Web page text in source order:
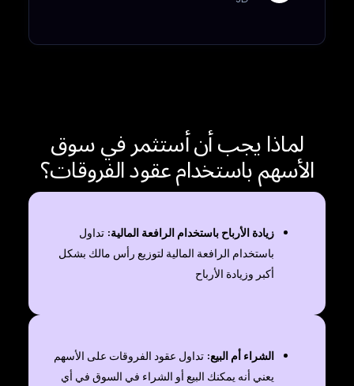
لماذا يجب أن أستثمر في سوق
الأسهم باستخدام عقود الفروقات؟
زيادة الأرباح باستخدام الرافعة المالية: تداول
باستخدام الرافعة المالية لتوزيع رأس مالك بشكل
أكبر وزيادة الأرباح
الشراء أم البيع: تداول عقود الفروقات على الأسهم
يعني أنه يمكنك البيع أو الشراء في السوق في أي